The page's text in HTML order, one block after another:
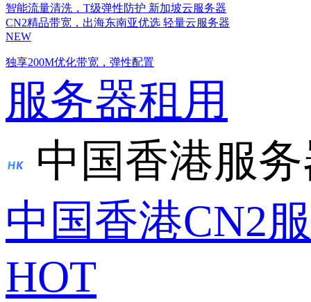
智能流量清洗，T级弹性防护 新加坡云服务器
CN2精品带宽，出海东南亚优选 轻量云服务器
NEW
独享200M优化带宽，弹性配置
服务器租用
中国香港服
中国香港CN2
HOT